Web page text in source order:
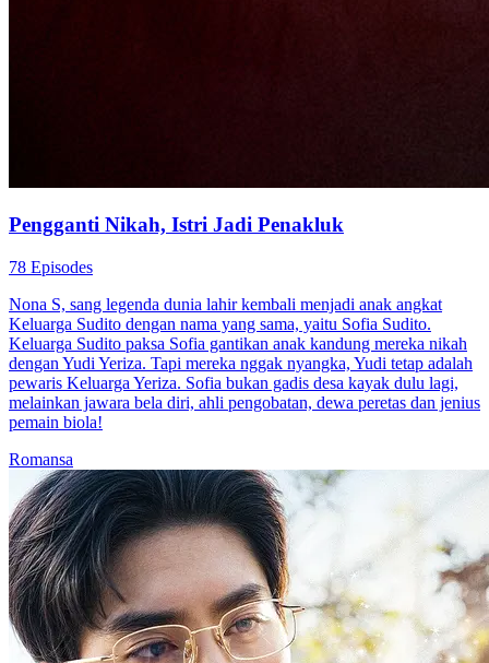
Pengganti Nikah, Istri Jadi Penakluk
78 Episodes
Nona S, sang legenda dunia lahir kembali menjadi anak angkat
Keluarga Sudito dengan nama yang sama, yaitu Sofia Sudito.
Keluarga Sudito paksa Sofia gantikan anak kandung mereka nikah
dengan Yudi Yeriza. Tapi mereka nggak nyangka, Yudi tetap adalah
pewaris Keluarga Yeriza. Sofia bukan gadis desa kayak dulu lagi,
melainkan jawara bela diri, ahli pengobatan, dewa peretas dan jenius
pemain biola!
Romansa